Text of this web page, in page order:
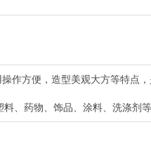
作方便，造型美观大方等特点
、药物、饰品、涂料、洗涤剂等